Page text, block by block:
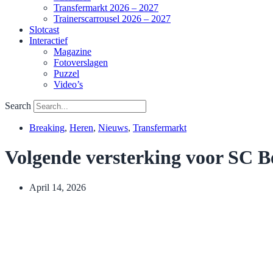
Transfermarkt 2026 – 2027
Trainerscarrousel 2026 – 2027
Slotcast
Interactief
Magazine
Fotoverslagen
Puzzel
Video’s
Search
Breaking, Heren, Nieuws, Transfermarkt
Volgende versterking voor SC
April 14, 2026